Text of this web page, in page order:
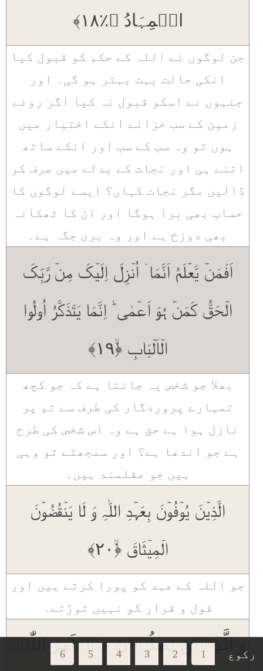
رکوع 1
2
3
4
5
6
الۡمِہَادُ ﴿٪۱۸﴾
جن لوگوں نے اللہ کے حکم کو قبول کیا
انکی حالت بہت بہتر ہو گی۔ اور
جنہوں نے اسکو قبول نہ کیا اگر روئے
زمین کے سب خزانے انکے اختیار میں
ہوں تو وہ سب کے سب اور انکے ساتھ
اتنے ہی اور نجات کے بدلے میں صرف کر
ڈالیں مگر نجات کہاں؟ ایسے لوگوں کا
حساب بھی برا ہوگا اور ان کا ٹھکانہ
بھی دوزخ ہے اور وہ بری جگہ ہے۔
اَفَمَنۡ یَّعۡلَمُ اَنَّمَاۤ اُنۡزِلَ اِلَیۡکَ مِنۡ رَّبِّکَ
الۡحَقُّ کَمَنۡ ہُوَ اَعۡمٰی ؕ اِنَّمَا یَتَذَکَّرُ اُولُوا
الۡاَلۡبَابِ ﴿ۙ۱۹﴾
بھلا جو شخص یہ جانتا ہے کہ جو کچھ
تمہارے پروردگار کی طرف سے تم پر
نازل ہوا ہے حق ہے وہ اس شخص کی طرح
ہے جو اندھا ہے؟ اور سمجھتے تو وہی
ہیں جو عقلمند ہیں۔
الَّذِیۡنَ یُوۡفُوۡنَ بِعَہۡدِ اللّٰہِ وَ لَا یَنۡقُضُوۡنَ
الۡمِیۡثَاقَ ﴿ۙ۲۰﴾
جو اللہ کے عہد کو پورا کرتے ہیں اور
قول و قرار کو نہیں توڑتے۔
وَ الَّذِیۡنَ یَصِلُوۡنَ مَاۤ اَمَرَ اللّٰہُ